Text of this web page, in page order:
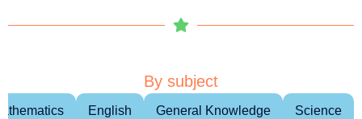
By subject
English General Knowledge Science